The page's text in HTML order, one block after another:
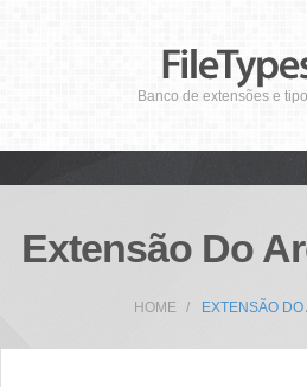
Banco de extensões e
Extensão Do
HOME EXTENSÃO